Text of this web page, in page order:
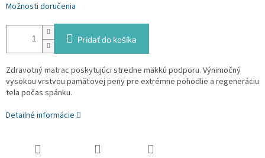
Možnosti doručenia
Pridať do košíka
Zdravotný matrac poskytujúci stredne mäkkú podporu. Výnimočný
vysokou vrstvou pamäťovej peny pre extrémne pohodlie a regeneráciu
tela počas spánku.
Detailné informácie